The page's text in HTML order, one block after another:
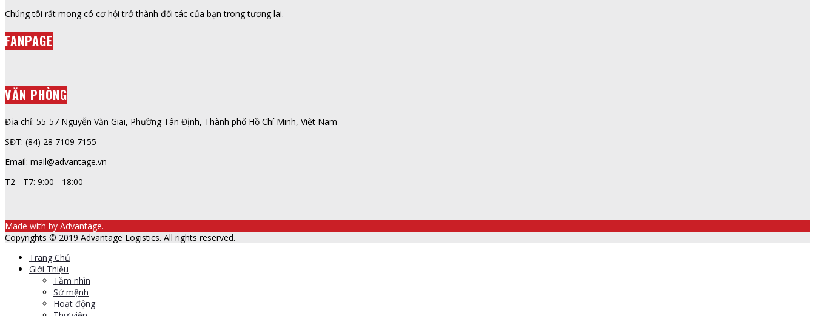
Chúng tôi rất mong có cơ hội trở thành đối tác của bạn trong tương lai.
FANPAGE
VĂN PHÒNG
Địa chỉ: 55-57 Nguyễn Văn Giai, Phường Tân Định, Thành phố Hồ Chí Minh, Việt Nam
SĐT: (84) 28 7109 7155
Email: mail@advantage.vn
T2 - T7: 9:00 - 18:00
Made with by Advantage.
Copyrights © 2019 Advantage Logistics. All rights reserved.
Trang Chủ
Giới Thiệu
Tầm nhìn
Sứ mệnh
Hoạt động